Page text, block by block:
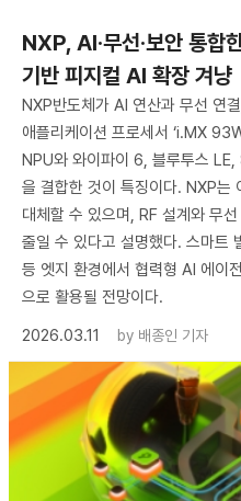
NXP, AI·무선·보안 통
기반 피지컬 AI 확장 겨냥
NXP반도체가 AI 연산과 무선 연
애플리케이션 프로세서 ‘i.MX
NPU와 와이파이 6, 블루투스
을 결합한 것이 특징이다. NXP는
대체할 수 있으며, RF 설계와 무
줄일 수 있다고 설명했다. 스마트
등 엣지 환경에서 협력형 AI 에이
으로 활용될 전망이다.
2026.03.11
by 배종인 기자